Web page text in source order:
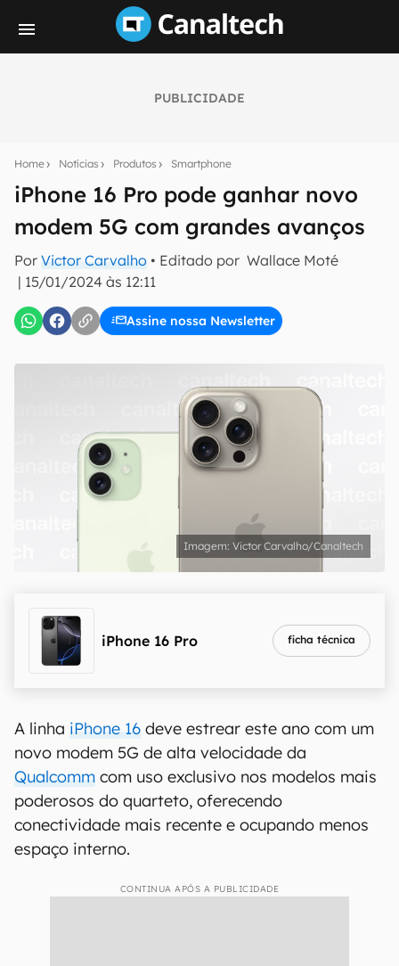
PUBLICIDADE
Home Notícias Produtos Smartphone
iPhone 16 Pro pode ganhar novo
modem 5G com grandes avanços
Por Victor Carvalho • Editado por Wallace Moté
| 15/01/2024 às 12:11
Assine nossa Newsletter
notícias e reviews sobre tecnologia em primeira
E-mail
Victor Carvalho/Canaltech
iPhone 16 Pro ficha técnica
A linha iPhone 16 deve estrear este ano com um
novo modem 5G de alta velocidade da
Qualcomm com uso exclusivo nos modelos mais
poderosos do quarteto, oferecendo
conectividade mais recente e ocupando menos
espaço interno.
CONTINUA APÓS A PUBLICIDADE